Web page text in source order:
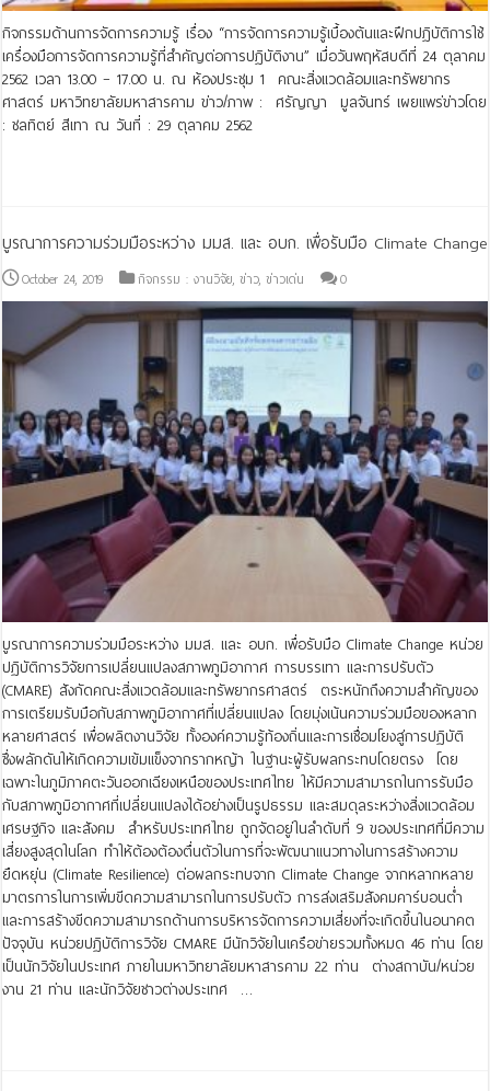
กิจกรรมด้านการจัดการความรู้ เรื่อง “การจัดการความรู้เบื้องต้นและฝึกปฎิบัติการใช้
เครื่องมือการจัดการความรู้ที่สำคัญต่อการปฎิบัติงาน” เมื่อวันพฤหัสบดีที่ 24 ตุลาคม
2562 เวลา 13.00 – 17.00 น. ณ ห้องประชุม 1 คณะสิ่งแวดล้อมและทรัพยากร
ศาสตร์ มหาวิทยาลัยมหาสารคาม ข่าว/ภาพ : ศรัญญา มูลจันทร์ เผยแพร่ข่าวโดย
: ชลทิตย์ สีเทา ณ วันที่ : 29 ตุลาคม 2562
บูรณาการความร่วมมือระหว่าง มมส. และ อบก. เพื่อรับมือ Climate Change
October 24, 2019 กิจกรรม : งานวิจัย,ข่าว,ข่าวเด่น 0
บูรณาการความร่วมมือระหว่าง มมส. และ อบก. เพื่อรับมือ Climate Change หน่วย
ปฏิบัติการวิจัยการเปลี่ยนแปลงสภาพภูมิอากาศ การบรรเทา และการปรับตัว
(CMARE) สังกัดคณะสิ่งแวดล้อมและทรัพยากรศาสตร์ ตระหนักถึงความสำคัญของ
การเตรียมรับมือกับสภาพภูมิอากาศที่เปลี่ยนแปลง โดยมุ่งเน้นความร่วมมือของหลาก
หลายศาสตร์ เพื่อผลิตงานวิจัย ทั้งองค์ความรู้ท้องถิ่นและการเชื่อมโยงสู่การปฏิบัติ
ซึ่งผลักดันให้เกิดความเข้มแข็งจากรากหญ้า ในฐานะผู้รับผลกระทบโดยตรง โดย
เฉพาะในภูมิภาคตะวันออกเฉียงเหนือของประเทศไทย ให้มีความสามารถในการรับมือ
กับสภาพภูมิอากาศที่เปลี่ยนแปลงได้อย่างเป็นรูปธรรม และสมดุลระหว่างสิ่งแวดล้อม
เศรษฐกิจ และสังคม สำหรับประเทศไทย ถูกจัดอยู่ในลำดับที่ 9 ของประเทศที่มีความ
เสี่ยงสูงสุดในโลก ทำให้ต้องต้องตื่นตัวในการที่จะพัฒนาแนวทางในการสร้างความ
ยืดหยุ่น (Climate Resilience) ต่อผลกระทบจาก Climate Change จากหลากหลาย
มาตรการในการเพิ่มขีดความสามารถในการปรับตัว การส่งเสริมสังคมคาร์บอนต่ำ
และการสร้างขีดความสามารถด้านการบริหารจัดการความเสี่ยงที่จะเกิดขึ้นในอนาคต
ปัจจุบัน หน่วยปฏิบัติการวิจัย CMARE มีนักวิจัยในเครือข่ายรวมทั้งหมด 46 ท่าน โดย
เป็นนักวิจัยในประเทศ ภายในมหาวิทยาลัยมหาสารคาม 22 ท่าน ต่างสถาบัน/หน่วย
งาน 21 ท่าน และนักวิจัยชาวต่างประเทศ …